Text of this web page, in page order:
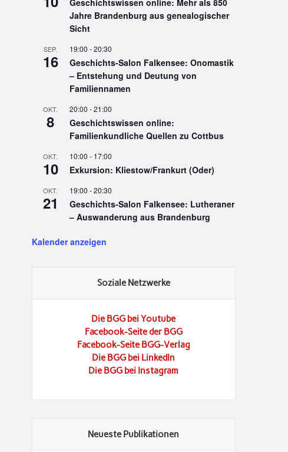
Geschichtswissen online: Mehr als 850
Jahre Brandenburg aus genealogischer
Sicht
SEP.
16
19:00 -20:30
Geschichts-Salon Falkensee: Onomastik
– Entstehung und Deutung von
Familiennamen
OKT.
8
20:00 -21:00
Geschichtswissen online:
Familienkundliche Quellen zu Cottbus
OKT.
10
10:00 - 17:00
Exkursion: Kliestow/Frankurt (Oder)
OKT.
21
19:00 -20:30
Geschichts-Salon Falkensee: Lutheraner
– Auswanderung aus Brandenburg
Kalender anzeigen
Soziale Netzwerke
Die BGG bei Youtube
Facebook-Seite der BGG
Facebook-Seite BGG-Verlag
Die BGG bei LinkedIn
Die BGG bei Instagram
Neueste Publikationen